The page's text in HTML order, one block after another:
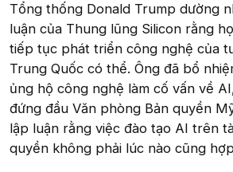
Tổng thống Donald Trump dường
luận của Thung lũng Silicon rằng
tiếp tục phát triển công nghệ của
Trung Quốc có thể. Ông đã bổ
ủng hộ công nghệ làm cố vấn về
đứng đầu Văn phòng Bản quyền
lập luận rằng việc đào tạo AI trên
quyền không phải lúc nào cũng